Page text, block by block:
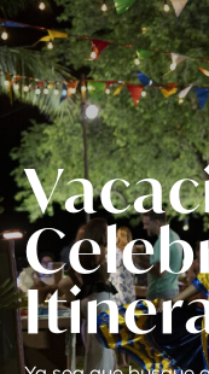
Vacac
Celeb
Itiner